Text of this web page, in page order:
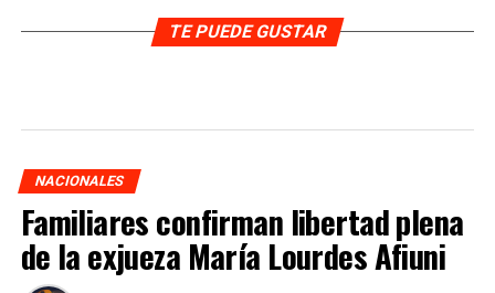
TE PUEDE GUSTAR
NACIONALES
Familiares confirman libertad plena
de la exjueza María Lourdes Afiuni